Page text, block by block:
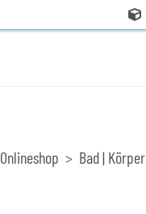
Onlineshop Bad | Körper